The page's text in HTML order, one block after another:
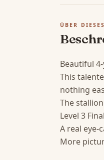
ÜBER
Beautiful
This
nothing
The
Level 3
A real
More